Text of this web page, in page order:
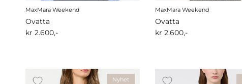
MaxMara Weekend
Ovatta
kr 2.600,-
MaxMara Weekend
Ovatta
kr 2.600,-
Nyhet